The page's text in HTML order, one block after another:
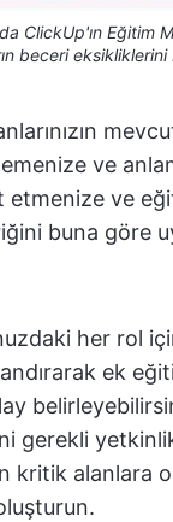
ClickUp'ın Eğitim
beceri
ve
etmenize ve
buna göre
her rol
ek
gerekli
kritik alanlara